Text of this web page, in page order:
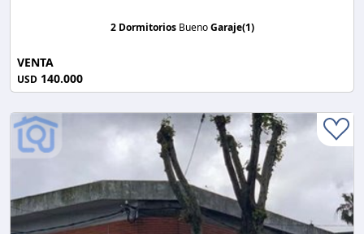
2 Dormitorios BuenoGaraje(1)
VENTA
USD 140.000